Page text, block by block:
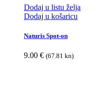
Dodaj u listu želja
Dodaj u košaricu
Naturis Spot-on
9.00 € (67.81 kn)